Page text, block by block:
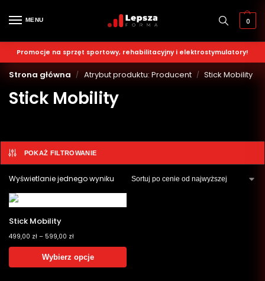
MENU 0
Promocje na sprzęt sportowy, rehabilitacyjny i elektrostymulatory!
Strona główna / Atrybut produktu: Producent / Stick Mobility
Stick Mobility
POKAŻ FILTROWANIE
Wyświetlanie jednego wyniku
Stick Mobility
499,00 zł – 599,00 zł
Wybierz opcje